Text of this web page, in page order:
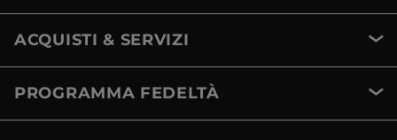
ACQUISTI & SERVIZI
PROGRAMMA FEDELTÀ